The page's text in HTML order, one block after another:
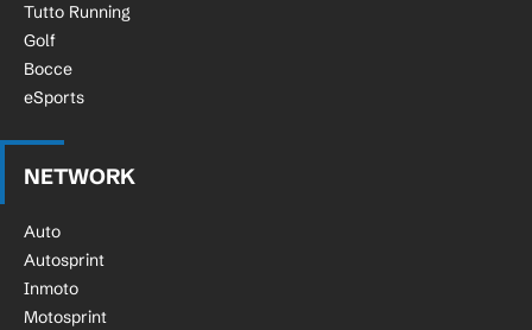
Tutto Running
Golf
Bocce
eSports
NETWORK
Auto
Autosprint
Inmoto
Motosprint